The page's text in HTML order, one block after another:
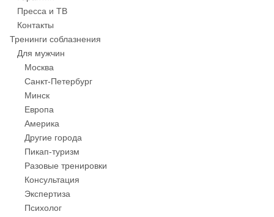
Пресса и ТВ
Контакты
Тренинги соблазнения
Для мужчин
Москва
Санкт-Петербург
Минск
Европа
Америка
Другие города
Пикап-туризм
Разовые тренировки
Консультация
Экспертиза
Психолог